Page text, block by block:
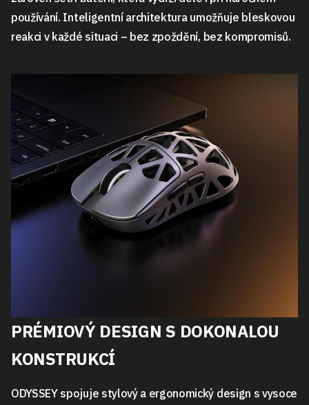
používání. Inteligentní architektura umožňuje bleskovou
reakci v každé situaci – bez zpoždění, bez kompromisů.
PRÉMIOVÝ DESIGN S DOKONALOU
KONSTRUKCÍ
ODYSSEY spojuje stylový a ergonomický design s vysoce